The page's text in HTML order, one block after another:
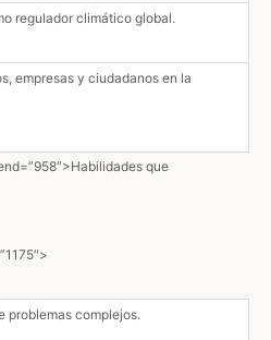
regulador climático global.
empresas y ciudadanos en la
que
problemas complejos.